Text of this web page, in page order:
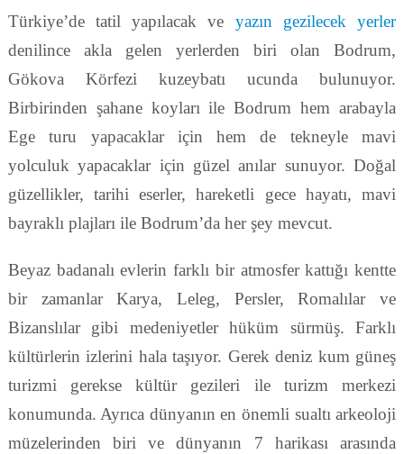
Türkiye’de tatil yapılacak ve yazın gezilecek yerler
denilince akla gelen yerlerden biri olan Bodrum,
Gökova Körfezi kuzeybatı ucunda bulunuyor.
Birbirinden şahane koyları ile Bodrum hem arabayla
Ege turu yapacaklar için hem de tekneyle mavi
yolculuk yapacaklar için güzel anılar sunuyor. Doğal
güzellikler, tarihi eserler, hareketli gece hayatı, mavi
bayraklı plajları ile Bodrum’da her şey mevcut.
Beyaz badanalı evlerin farklı bir atmosfer kattığı kentte
bir zamanlar Karya, Leleg, Persler, Romalılar ve
Bizanslılar gibi medeniyetler hüküm sürmüş. Farklı
kültürlerin izlerini hala taşıyor. Gerek deniz kum güneş
turizmi gerekse kültür gezileri ile turizm merkezi
konumunda. Ayrıca dünyanın en önemli sualtı arkeoloji
müzelerinden biri ve dünyanın 7 harikası arasında